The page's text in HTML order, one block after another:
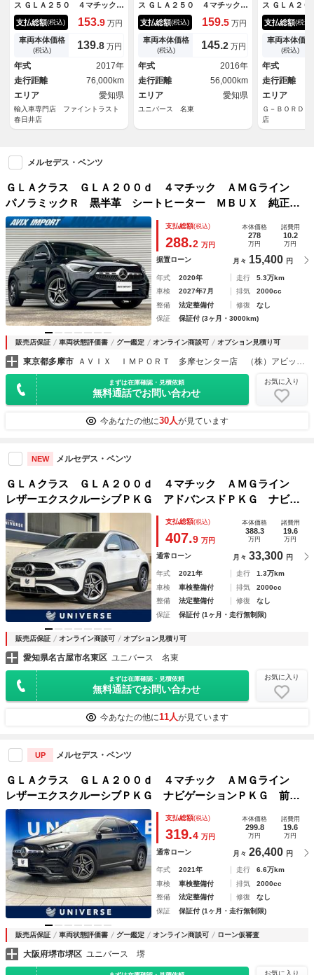
ス ＧＬＡ２５０ ４マチック
後期型 レザーエクスクルーシ
ブパッケージ ｈａｒｍａｎ／
ｋａｒｄｏｎスピーカー 黒本
革シート パノラミックサンル
ーフ ６ヶ月走行距離無制限保
証 禁煙 アダプティブクルー
ズコントロール パワーバック
ドア
支払総額(税込) 153.9 万円
車両本体価格
(税込) 139.8 万円
年式
2017年
走行距離
76,000km
エリア
愛知県
輸入車専門店 ファイントラスト
春日井店
ス ＧＬＡ２５０ ４マチック
スポーツ パノラミックスライ
ディングルーフ ＡＭＧレザー
エクスクルーシブＰＫＧ レー
ダーセーフティＰＫＧ Ａｐｐ
ｌｅＣａｒＰｌａｙ バックカ
メラ パワーバックドア 前席
シートヒーター 前席パワーシ
ート 禁煙車
支払総額(税込) 159.5 万円
車両本体価格
(税込) 145.2 万円
年式
2016年
走行距離
56,000km
エリア
愛知県
ユニバース 名東
ス ＧＬＡ２
ク 禁煙車 ハ
ト 純正８イ
グＴＶ 全周
ティブクル
衝突軽減シス
ドライト レ
ートヒーター
支払総額(税込)
車両本体価格
(税込)
年式
走行距離
エリア
Ｇ－ＢＯＲＤＥ
店
メルセデス・ベンツ
ＧＬＡクラス ＧＬＡ２００ｄ ４マチック ＡＭＧライン
パノラミックＲ 黒半革 シートヒーター ＭＢＵＸ 純正ナ
ビ地デジ 全周カメラ＆ＰＴＳ キーレスゴー ＬＥＤライ
ト 電動Ｒゲート フットトランク レーダーセーフティＰＫ
Ｇ 純正１９ＡＷ 禁煙
支払総額(税込)
288.2 万円
本体価格
278
万円
諸費用
10.2
万円
据置ローン 月々 15,400 円
年式 2020年 走行
5.3万km
車検
2027年7月 排気
2000cc
整備
法定整備付 修復
なし
保証
保証付 (3ヶ月・3000km)
販売店保証 車両状態評価書 グー鑑定 オンライン商談可 オプション見積り可
東京都多摩市 ＡＶＩＸ ＩＭＰＯＲＴ 多摩センター店 （株）アビックスコーポレーション
まずは在庫確認・見積依頼
無料通話でお問い合わせ
お気に入り
今あなたの他に30人が見ています
NEW メルセデス・ベンツ
ＧＬＡクラス ＧＬＡ２００ｄ ４マチック ＡＭＧライン
レザーエクスクルーシブＰＫＧ アドバンスドＰＫＧ ナビゲ
ーションＰＫＧ 赤黒革シート レーダークルーズ 全周囲カ
メラ 純正ナビ 前席パワーシート 前席シートヒーター パ
ワーバックドア 禁煙 １オーナー
支払総額(税込)
407.9 万円
本体価格
388.3
万円
諸費用
19.6
万円
通常ローン 月々 33,300 円
年式 2021年 走行
1.3万km
車検
車検整備付 排気
2000cc
整備
法定整備付 修復
なし
保証
保証付 (1ヶ月・走行無制限)
販売店保証 オンライン商談可 オプション見積り可
愛知県名古屋市名東区 ユニバース 名東
まずは在庫確認・見積依頼
無料通話でお問い合わせ
お気に入り
今あなたの他に11人が見ています
UP メルセデス・ベンツ
ＧＬＡクラス ＧＬＡ２００ｄ ４マチック ＡＭＧライン
レザーエクスクルーシブＰＫＧ ナビゲーションＰＫＧ 前席
パワーシート 前席シートヒーター オートハイビーム アン
ビエントライト フットトランクオブナ― 純正ナビ 電動リ
アゲート キーレス 禁煙車
支払総額(税込)
319.4 万円
本体価格
299.8
万円
諸費用
19.6
万円
通常ローン 月々 26,400 円
年式 2021年 走行
6.6万km
車検
車検整備付 排気
2000cc
整備
法定整備付 修復
なし
保証
保証付 (1ヶ月・走行無制限)
販売店保証 車両状態評価書 グー鑑定 オンライン商談可 ローン仮審査
大阪府堺市堺区 ユニバース 堺
お気に入り